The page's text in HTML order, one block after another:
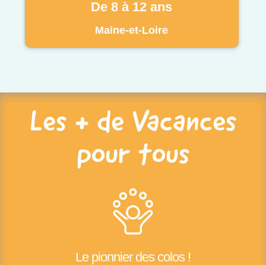
De 8 à 12 ans
Maine-et-Loire
Les + de Vacances
pour tous
Le pionnier des colos !